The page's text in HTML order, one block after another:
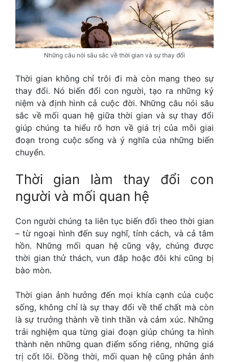
Những câu nói sâu sắc về thời gian và sự thay đổi
Thời gian không chỉ trôi đi mà còn mang theo sự
thay đổi. Nó biến đổi con người, tạo ra những kỷ
niệm và định hình cả cuộc đời. Những câu nói sâu
sắc về mối quan hệ giữa thời gian và sự thay đổi
giúp chúng ta hiểu rõ hơn về giá trị của mỗi giai
đoạn trong cuộc sống và ý nghĩa của những biến
chuyển.
Thời gian làm thay đổi con
người và mối quan hệ
Con người chúng ta liên tục biến đổi theo thời gian
– từ ngoại hình đến suy nghĩ, tính cách, và cả tâm
hồn. Những mối quan hệ cũng vậy, chúng được
thời gian thử thách, vun đắp hoặc đôi khi cũng bị
bào mòn.
Thời gian ảnh hưởng đến mọi khía cạnh của cuộc
sống, không chỉ là sự thay đổi về thể chất mà còn
là sự trưởng thành về tinh thần và cảm xúc. Những
trải nghiệm qua từng giai đoạn giúp chúng ta hình
thành nên những quan điểm sống riêng, những giá
trị cốt lõi. Đồng thời, mối quan hệ cũng phản ánh